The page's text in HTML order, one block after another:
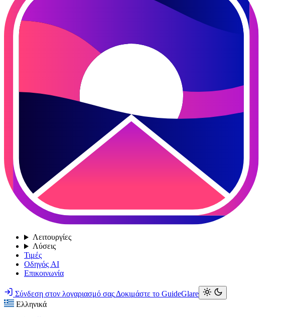
Λειτουργίες
Λύσεις
Τιμές
Οδηγός AI
Επικοινωνία
Σύνδεση στον λογαριασμό σαςΔοκιμάστε το GuideGlare
Ελληνικά